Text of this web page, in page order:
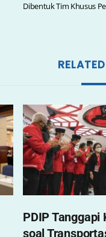
Dibentuk Tim Khusus
PDIP
soal